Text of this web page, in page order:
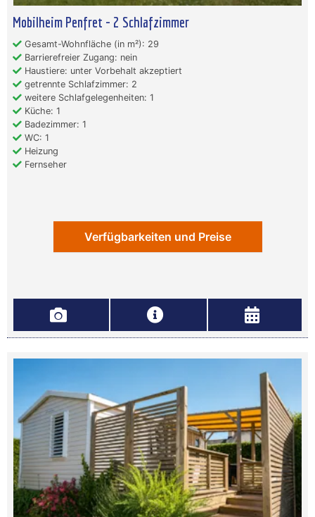
Mobilheim Penfret - 2 Schlafzimmer
Gesamt-Wohnfläche (in m²): 29
Barrierefreier Zugang: nein
Haustiere: unter Vorbehalt akzeptiert
getrennte Schlafzimmer: 2
weitere Schlafgelegenheiten: 1
Küche: 1
Badezimmer: 1
WC: 1
Heizung
Fernseher
Verfügbarkeiten und Preise